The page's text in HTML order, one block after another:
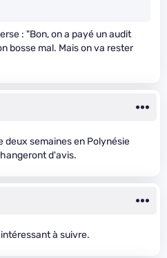
: "Bon, on a payé un audit
bosse mal. Mais on va rester
deux semaines en Polynésie
d'avis.
à suivre.